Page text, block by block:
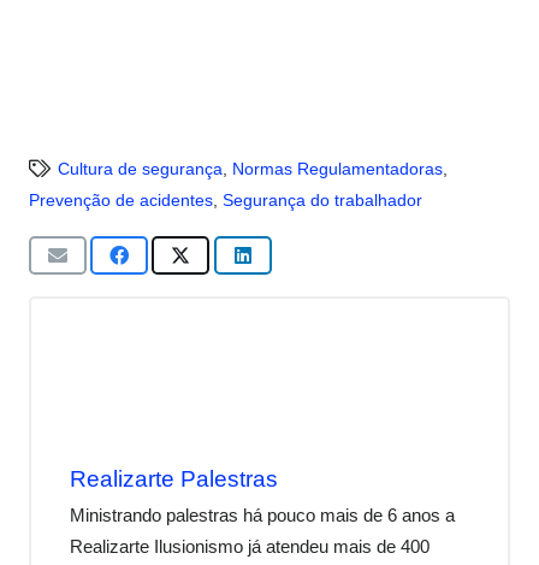
Cultura de segurança Normas Regulamentadoras,
Prevenção de acidentes Segurança do trabalhador
Realizarte Palestras
Ministrando palestras há pouco mais de 6 anos a
Realizarte Ilusionismo já atendeu mais de 400